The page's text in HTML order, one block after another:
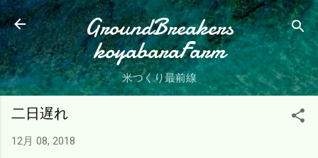
スキップしてメイン コンテンツに移動
GroundBreakers
koyabaraFarm
米つくり最前線
二日遅れ
12月 08, 2018